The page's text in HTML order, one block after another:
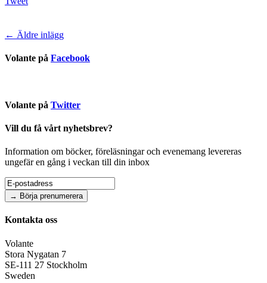
← Äldre inlägg
Volante på Facebook
Volante på Twitter
Vill du få vårt nyhetsbrev?
Information om böcker, föreläsningar och evenemang levereras
ungefär en gång i veckan till din inbox
Kontakta oss
Volante
Stora Nygatan 7
SE-111 27 Stockholm
Sweden